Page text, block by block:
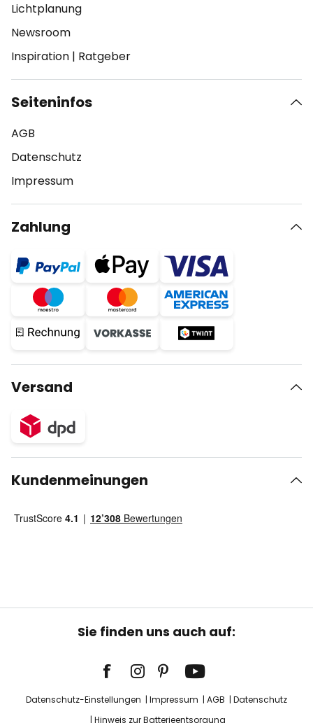
Lichtplanung
Newsroom
Inspiration | Ratgeber
Seiteninfos
AGB
Datenschutz
Impressum
Zahlung
Versand
Kundenmeinungen
Sie finden uns auch auf:
Datenschutz-Einstellungen Impressum AGB
Datenschutz
Hinweis zur Batterieentsorgung